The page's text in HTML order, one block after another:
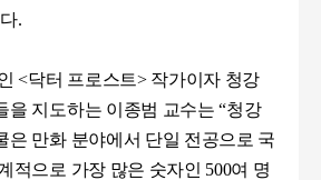
.
<닥터 프로스트> 작가이자 청강
을 지도하는 이종범 교수는“청강
은 만화 분야에서 단일 전공으로 국
적으로 가장 많은 숫자인 500여 명